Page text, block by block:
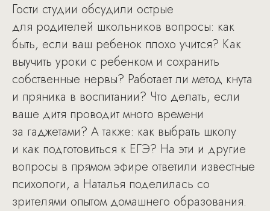
Гости студии обсудили острые
для родителей школьников вопросы: как
быть, если ваш ребенок плохо учится? Как
выучить уроки с ребенком и сохранить
собственные нервы? Работает ли метод кнута
и пряника в воспитании? Что делать, если
ваше дитя проводит много времени
за гаджетами? А также: как выбрать школу
и как подготовиться к ЕГЭ? На эти и другие
вопросы в прямом эфире ответили известные
психологи, а Наталья поделилась со
зрителями опытом домашнего образования.